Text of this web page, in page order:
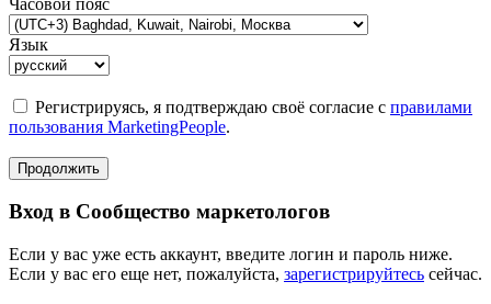
Язык
Регистрируясь, я подтверждаю своё согласие с правилами
пользования MarketingPeople.
Продолжить
Вход в Сообщество маркетологов
Если у вас уже есть аккаунт, введите логин и пароль ниже.
Если у вас его еще нет, пожалуйста, зарегистрируйтесь сейчас.